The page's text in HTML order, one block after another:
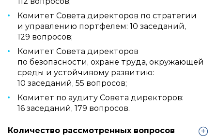
Комитет Совета директоров по стратегии
и управлению портфелем: 10 заседаний,
129 вопросов;
Комитет Совета директоров
по безопасности, охране труда, окружающей
среды и устойчивому развитию:
10 заседаний, 55 вопросов;
Комитет по аудиту Совета директоров:
16 заседаний, 179 вопросов.
Количество рассмотренных вопросов